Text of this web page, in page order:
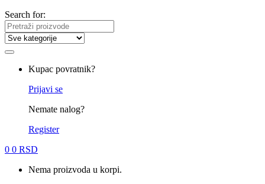
Search for:
Kupac povratnik?
Prijavi se
Nemate nalog?
Register
0 0 RSD
Nema proizvoda u korpi.